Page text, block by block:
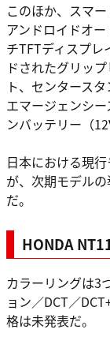
このほか、スマ
アンドロイドオ
チTFTディスプレ
ドされたグリッ
ト、センタース
エマージェンシ
ンバッテリー（
日本における現
が、次期モデル
だ。
HONDA
カラーリングは3
ョン／DCT／
格は未発表だ。